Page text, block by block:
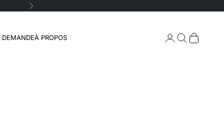
Suivant
À PROPOS Connexion
Recherche
Panier